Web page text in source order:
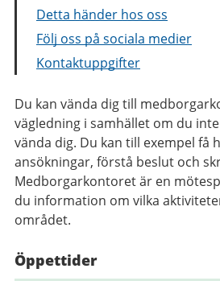
Detta händer hos oss
Följ oss på sociala medier
Kontaktuppgifter
Du kan vända dig till
vägledning i samhället om du
vända dig. Du kan till exempel få
ansökningar, förstå beslut och
Medborgarkontoret är en
du information om vilka
området.
Öppettider